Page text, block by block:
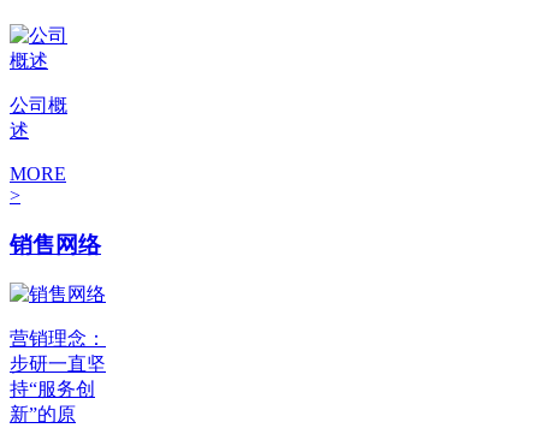
公司概
述
MORE
>
销售网络
营销理念：
步研一直坚
持“服务创
新”的原